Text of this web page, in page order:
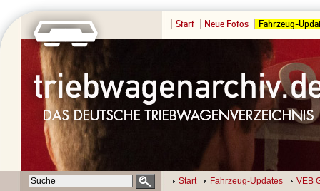
Start Neue Fotos Fahrzeug-
Start Fahrzeug-Updates VEB